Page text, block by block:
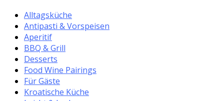
Alltagsküche
Antipasti & Vorspeisen
Aperitif
BBQ & Grill
Desserts
Food Wine Pairings
Für Gäste
Kroatische Küche